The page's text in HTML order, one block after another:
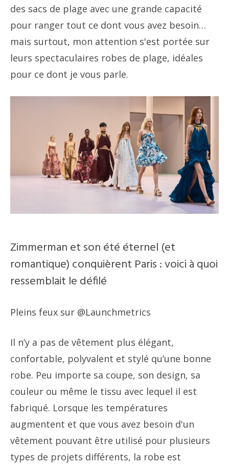
des sacs de plage avec une grande capacité
pour ranger tout ce dont vous avez besoin…
mais surtout, mon attention s'est portée sur
leurs spectaculaires robes de plage, idéales
pour ce dont je vous parle.
Zimmerman et son été éternel (et
romantique) conquièrent Paris : voici à quoi
ressemblait le défilé
Pleins feux sur @Launchmetrics
Il n’y a pas de vêtement plus élégant,
confortable, polyvalent et stylé qu’une bonne
robe. Peu importe sa coupe, son design, sa
couleur ou même le tissu avec lequel il est
fabriqué. Lorsque les températures
augmentent et que vous avez besoin d'un
vêtement pouvant être utilisé pour plusieurs
types de projets différents, la robe est